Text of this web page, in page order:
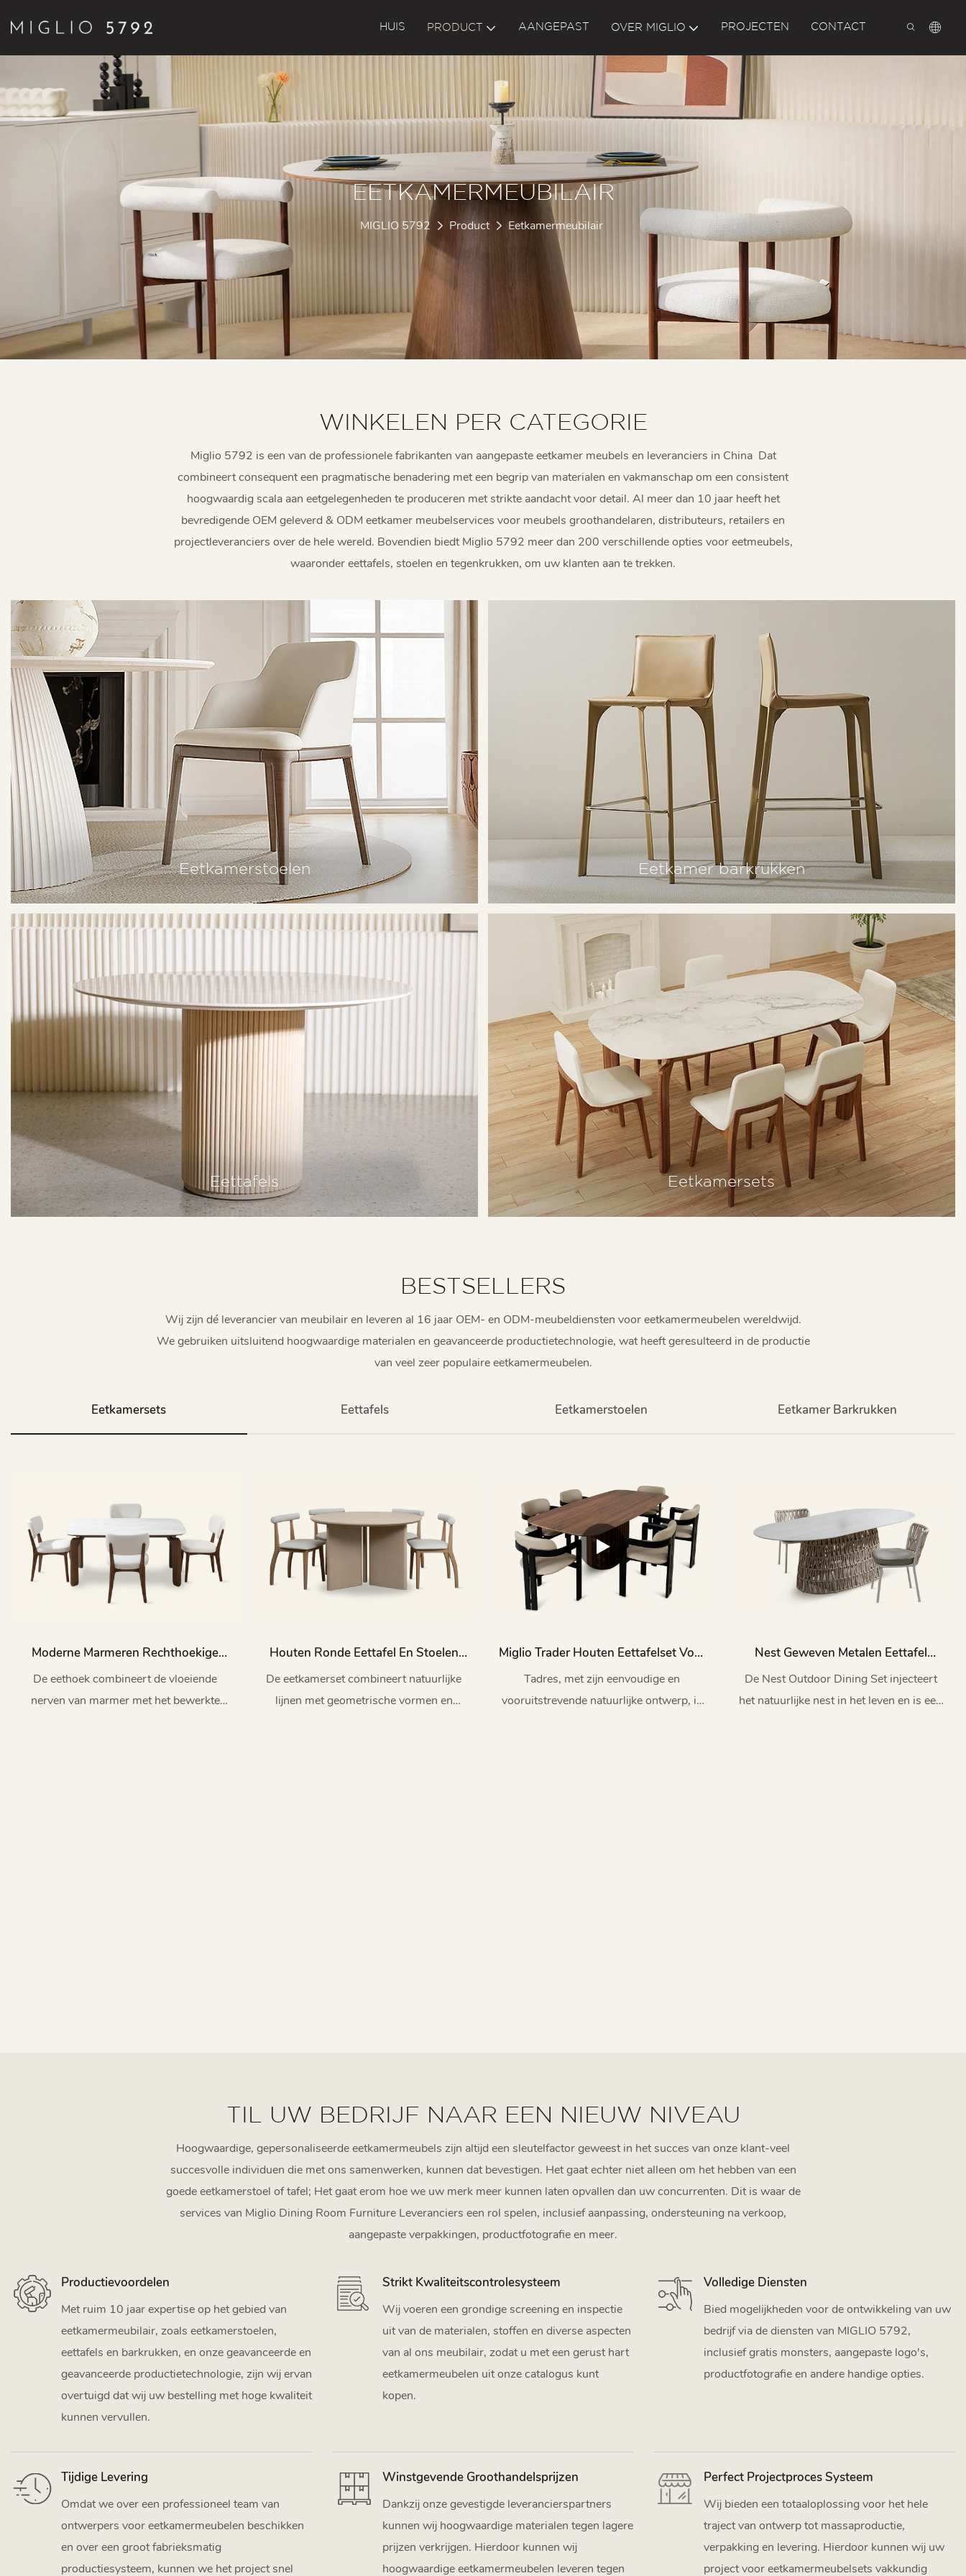
HUIS PRODUCT AANGEPAST OVER MIGLIO PROJECTEN CONTACT
EETKAMERMEUBILAIR
MIGLIO 5792 Product Eetkamermeubilair
WINKELEN PER CATEGORIE
Miglio 5792 is een van de professionele fabrikanten van aangepaste eetkamer meubels en leveranciers in China Dat
combineert consequent een pragmatische benadering met een begrip van materialen en vakmanschap om een ​​consistent
hoogwaardig scala aan eetgelegenheden te produceren met strikte aandacht voor detail. Al meer dan 10 jaar heeft het
bevredigende OEM geleverd & ODM eetkamer meubelservices voor meubels groothandelaren, distributeurs, retailers en
projectleveranciers over de hele wereld. Bovendien biedt Miglio 5792 meer dan 200 verschillende opties voor eetmeubels,
waaronder eettafels, stoelen en tegenkrukken, om uw klanten aan te trekken.
Eetkamerstoelen Eetkamer barkrukken
Eettafels Eetkamersets
BESTSELLERS
Wij zijn dé leverancier van meubilair en leveren al 16 jaar OEM- en ODM-meubeldiensten voor eetkamermeubelen wereldwijd.
We gebruiken uitsluitend hoogwaardige materialen en geavanceerde productietechnologie, wat heeft geresulteerd in de productie
van veel zeer populaire eetkamermeubelen.
Eetkamersets Eettafels Eetkamerstoelen Eetkamer Barkrukken
Moderne Marmeren Rechthoekige
Tafelstoelenset TD1020-MY204
De eethoek combineert de vloeiende
nerven van marmer met het bewerkte
Houten Ronde Eettafel En Stoelen
Set Van 4 TD1016-MY205
De eetkamerset combineert natuurlijke
lijnen met geometrische vormen en
Miglio Trader Houten Eettafelset Voor
6 Personen TD1039-Hc30
Tadres, met zijn eenvoudige en
vooruitstrevende natuurlijke ontwerp, is
Nest Geweven Metalen Eettafel
Buiten En Stoelen Ingesteld HB74-
54
De Nest Outdoor Dining Set injecteert
het natuurlijke nest in het leven en is een
TIL UW BEDRIJF NAAR EEN NIEUW NIVEAU
Hoogwaardige, gepersonaliseerde eetkamermeubels zijn altijd een sleutelfactor geweest in het succes van onze klant-veel
succesvolle individuen die met ons samenwerken, kunnen dat bevestigen. Het gaat echter niet alleen om het hebben van een
goede eetkamerstoel of tafel; Het gaat erom hoe we uw merk meer kunnen laten opvallen dan uw concurrenten. Dit is waar de
services van Miglio Dining Room Furniture Leveranciers een rol spelen, inclusief aanpassing, ondersteuning na verkoop,
aangepaste verpakkingen, productfotografie en meer.
Productievoordelen
Met ruim 10 jaar expertise op het gebied van
eetkamermeubilair, zoals eetkamerstoelen,
eettafels en barkrukken, en onze geavanceerde en
geavanceerde productietechnologie, zijn wij ervan
overtuigd dat wij uw bestelling met hoge kwaliteit
kunnen vervullen.
Strikt Kwaliteitscontrolesysteem
Wij voeren een grondige screening en inspectie
uit van de materialen, stoffen en diverse aspecten
van al ons meubilair, zodat u met een gerust hart
eetkamermeubelen uit onze catalogus kunt
kopen.
Volledige Diensten
Bied mogelijkheden voor de ontwikkeling van uw
bedrijf via de diensten van MIGLIO 5792,
inclusief gratis monsters, aangepaste logo's,
productfotografie en andere handige opties.
Tijdige Levering
Omdat we over een professioneel team van
ontwerpers voor eetkamermeubelen beschikken
en over een groot fabrieksmatig
productiesysteem, kunnen we het project snel
Winstgevende Groothandelsprijzen
Dankzij onze gevestigde leverancierspartners
kunnen wij hoogwaardige materialen tegen lagere
prijzen verkrijgen. Hierdoor kunnen wij
hoogwaardige eetkamermeubelen leveren tegen
Perfect Projectproces Systeem
Wij bieden een totaaloplossing voor het hele
traject van ontwerp tot massaproductie,
verpakking en levering. Hierdoor kunnen wij uw
project voor eetkamermeubelsets vakkundig